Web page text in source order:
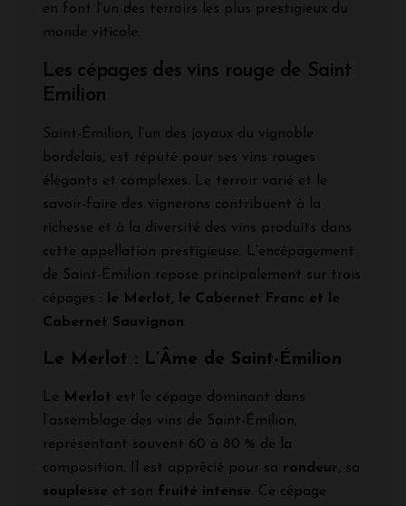
en font l’un des terroirs les plus prestigieux du
monde viticole.
Les cépages des vins rouge de Saint
Emilion
Saint-Émilion, l’un des joyaux du vignoble
bordelais, est réputé pour ses vins rouges
élégants et complexes. Le terroir varié et le
savoir-faire des vignerons contribuent à la
richesse et à la diversité des vins produits dans
cette appellation prestigieuse. L’encépagement
de Saint-Émilion repose principalement sur trois
cépages :
le Merlot, le Cabernet Franc et le
Cabernet Sauvignon.
Le Merlot : L’Âme de Saint-Émilion
Le Merlot est le cépage dominant dans
l’assemblage des vins de Saint-Émilion,
représentant souvent 60 à 80 % de la
composition. Il est apprécié pour sa rondeur, sa
souplesse et son fruité intense. Ce cépage